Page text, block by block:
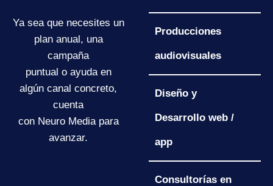
Ya sea que necesites un
plan anual, una
campaña
puntual o ayuda en
algún canal concreto,
cuenta
con Neuro Media para
avanzar.
Producciones
audiovisuales
Diseño y
Desarrollo web /
app
Consultorías en